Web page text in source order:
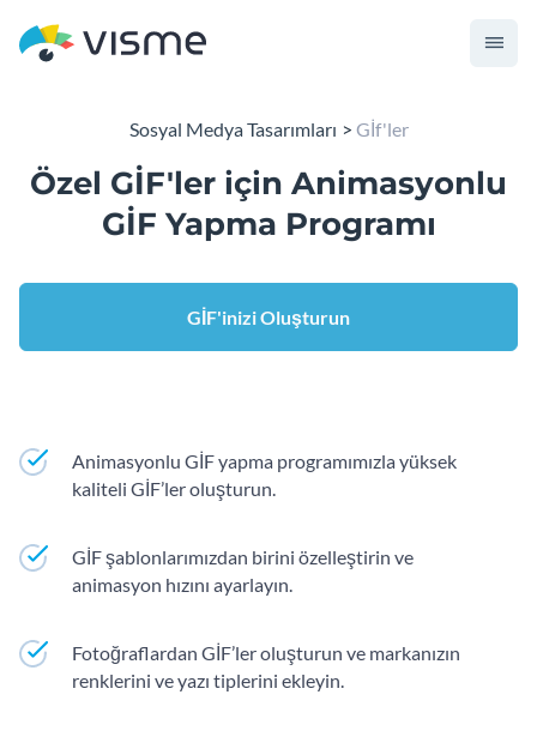
Sosyal Medya Tasarımları Gİf'ler
Özel GİF'ler için Animasyonlu
GİF Yapma Programı
GİF'inizi Oluşturun
Animasyonlu GİF yapma programımızla yüksek
kaliteli GİF’ler oluşturun.
GİF şablonlarımızdan birini özelleştirin ve
animasyon hızını ayarlayın.
Fotoğraflardan GİF’ler oluşturun ve markanızın
renklerini ve yazı tiplerini ekleyin.